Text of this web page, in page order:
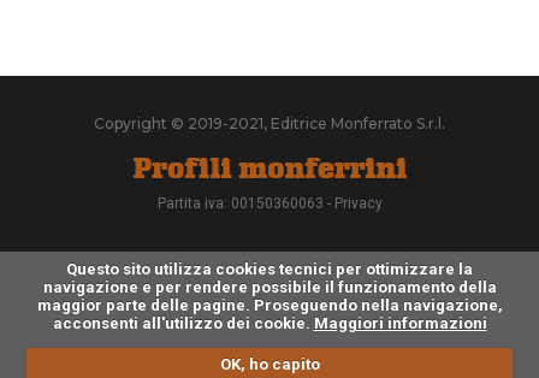
Copyright © 2019-2021, Editrice Monferrato S.r.l.
Partita iva: 00150360063 - Privacy
Questo sito utilizza cookies tecnici per ottimizzare la
navigazione e per rendere possibile il funzionamento della
maggior parte delle pagine. Proseguendo nella navigazione,
acconsenti all'utilizzo dei cookie. Maggiori informazioni
OK, ho capito